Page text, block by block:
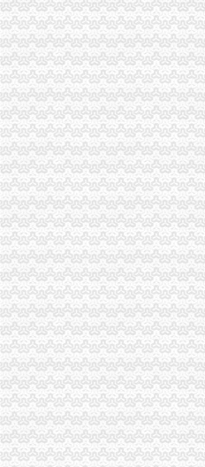
重庆西永微电子产业园区>>页
西永镇-搜百科
重庆西永房产网,重庆西永楼盘,2018
重庆西永
西永吧_百度贴吧
重庆西永综合保税区_百度百科
西永西永
西永综合交通换乘枢纽-搜百科
西永站-搜百科
【重庆西永房屋出租信息|重庆西永租
西永-互动百科
西永站_互动百科
西永火车站介绍_火车票网
西永企业名录_西永黄页_新西永企业
西永微电园凭啥1年收获5个百亿级项
西永9号-重庆沙坪坝西永9号房价-房天
重庆西永好不好
西永镇_百度百科
西永九号_重庆西永九号_价格_楼盘详
西永站_百度百科
重庆西永楼盘房价高不高？
重庆西永未来的发展会怎样_搜问问
【西永租房网,重庆沙坪坝西永租房信
重庆西永火车站,西永火车站地址_电
西永9号-楼盘详-重庆腾讯房产